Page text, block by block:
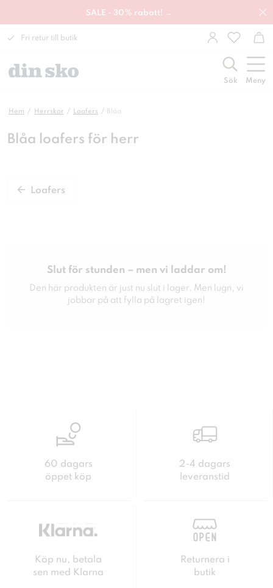
SALE - 30% rabatt! →
Fri retur till butik
Sök Meny
Hem Herrskor Loafers Blåa
Blåa loafers för herr
Loafers
Slut för stunden – men vi laddar om!
Den här produkten är just nu slut i lager. Men lugn, vi
jobbar på att fylla på lagret igen!
60 dagars
öppet köp
2-4 dagars
leveranstid
Köp nu, betala
sen med Klarna
Returnera i
butik